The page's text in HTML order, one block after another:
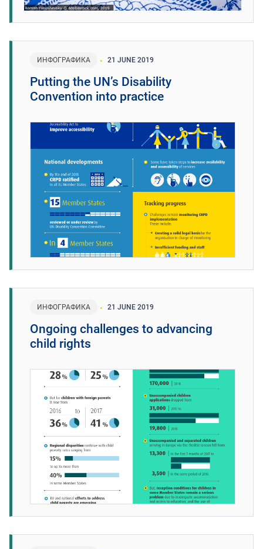
ИНФОГРАФИКА 21 JUNE 2019
Putting the UN’s Disability
Convention into practice
ИНФОГРАФИКА 21 JUNE 2019
Ongoing challenges to advancing
child rights